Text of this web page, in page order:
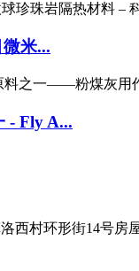
米...
- Fly A...
西村环形街14号房